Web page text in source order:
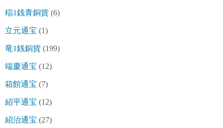
稲1銭青銅貨 (6)
立元通宝 (1)
竜1銭銅貨 (199)
端慶通宝 (12)
箱館通宝 (7)
紹平通宝 (12)
紹治通宝 (27)